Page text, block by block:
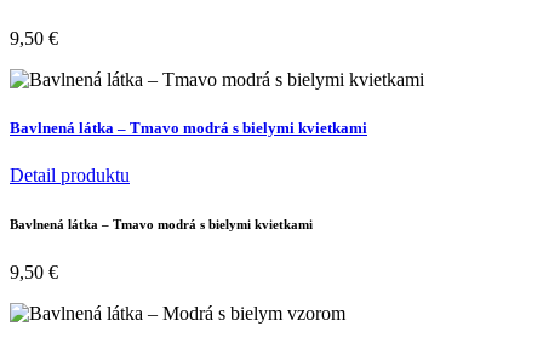
9,50 €
Bavlnená látka – Tmavo modrá s bielymi kvietkami
Detail produktu
Bavlnená látka – Tmavo modrá s bielymi kvietkami
9,50 €